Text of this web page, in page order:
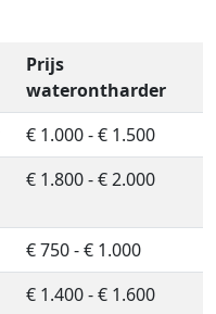
Prijs
waterontharder
€ 1.000 - € 1.500
€ 1.800 - € 2.000
€ 750 - € 1.000
€ 1.400 - € 1.600